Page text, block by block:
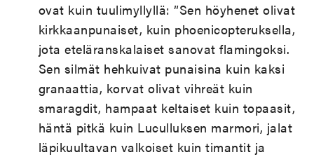
ovat kuin tuulimyllyllä: ”Sen höyhenet olivat
kirkkaanpunaiset, kuin phoenicopteruksella,
jota eteläranskalaiset sanovat flamingoksi.
Sen silmät hehkuivat punaisina kuin kaksi
granaattia, korvat olivat vihreät kuin
smaragdit, hampaat keltaiset kuin topaasit,
häntä pitkä kuin Luculluksen marmori, jalat
läpikuultavan valkoiset kuin timantit ja